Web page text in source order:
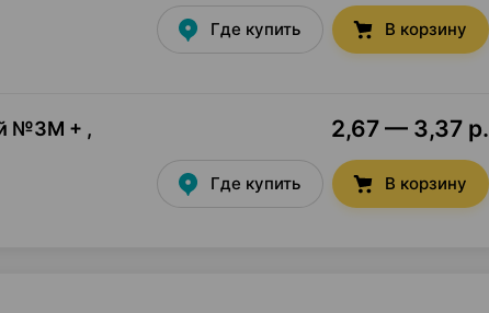
Где купить В корзину
№3М + ,
2,67 — 3,37 р.
Где купить В корзину